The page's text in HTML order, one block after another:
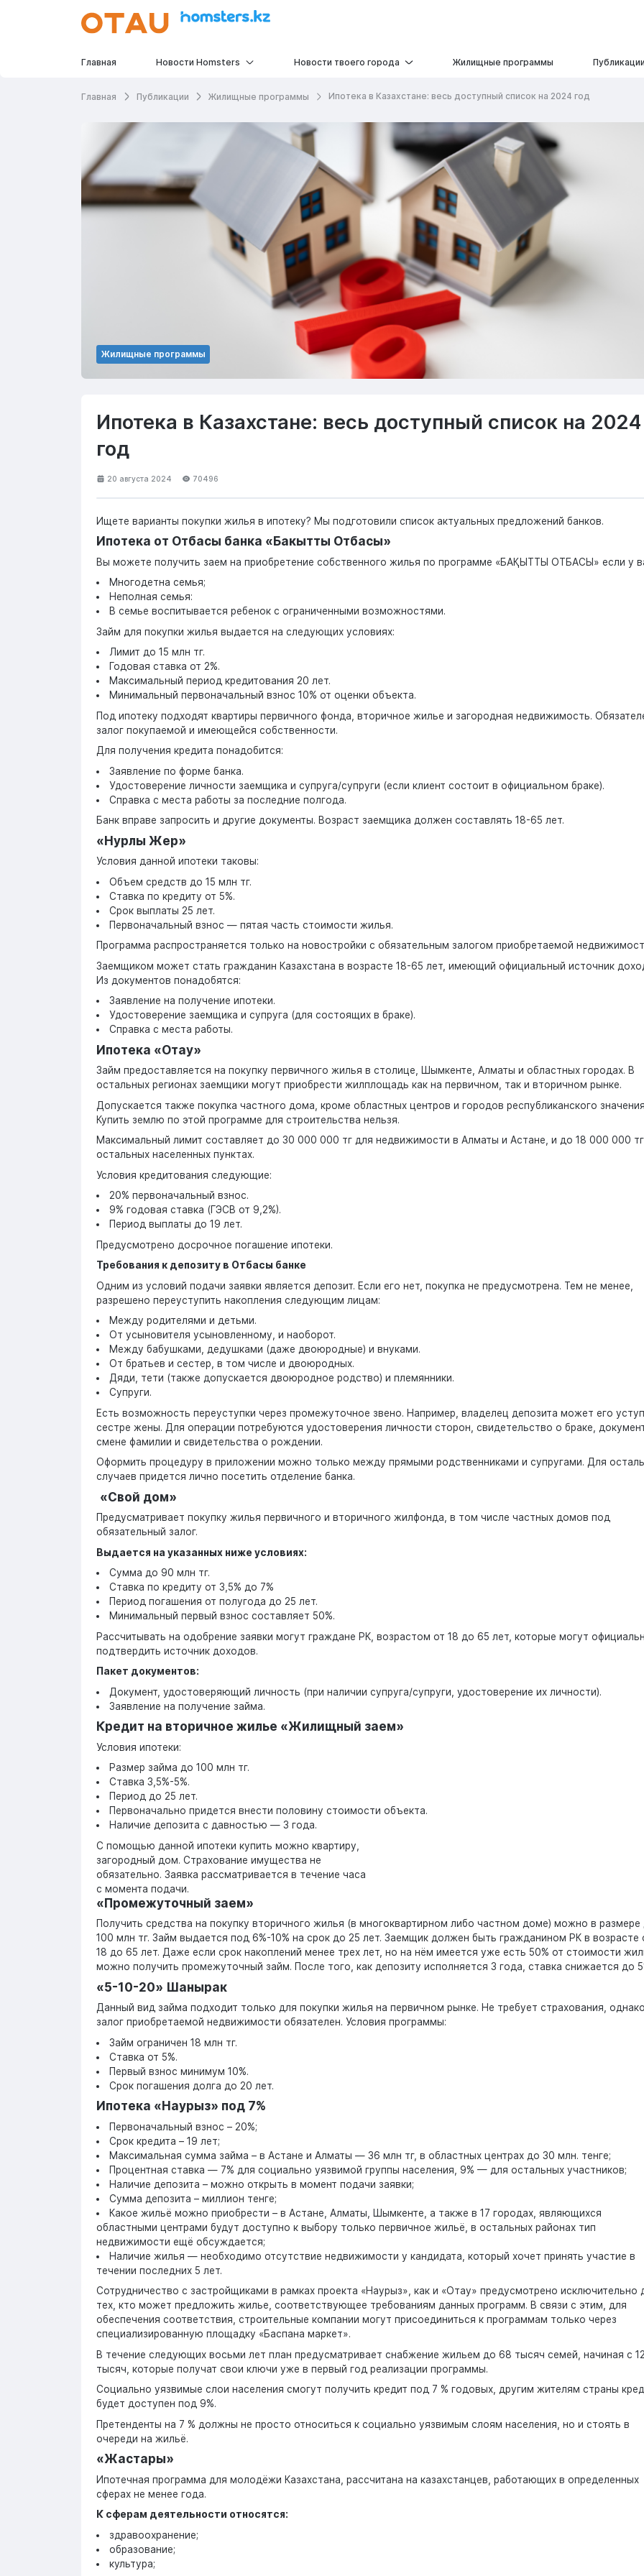
Главная Новости Homsters Новости твоего города Жилищные программы Публикации
Главная Публикации Жилищные программы Ипотека в Казахстане: весь доступный список на 2024 год
Жилищные программы
Ипотека в Казахстане: весь доступный список на 2024
год
20 августа 2024 70496
Ищете варианты покупки жилья в ипотеку? Мы подготовили список актуальных предложений банков.
Ипотека от Отбасы банка «Бакытты Отбасы»
Вы можете получить заем на приобретение собственного жилья по программе «БАҚЫТТЫ ОТБАСЫ» если у
Многодетна семья;
Неполная семья:
В семье воспитывается ребенок с ограниченными возможностями.
Займ для покупки жилья выдается на следующих условиях:
Лимит до 15 млн тг.
Годовая ставка от 2%.
Максимальный период кредитования 20 лет.
Минимальный первоначальный взнос 10% от оценки объекта.
Под ипотеку подходят квартиры первичного фонда, вторичное жилье и загородная недвижимость.
залог покупаемой и имеющейся собственности.
Для получения кредита понадобится:
Заявление по форме банка.
Удостоверение личности заемщика и супруга/супруги (если клиент состоит в официальном браке).
Справка с места работы за последние полгода.
Банк вправе запросить и другие документы. Возраст заемщика должен составлять 18-65 лет.
«Нурлы Жер»
Условия данной ипотеки таковы:
Объем средств до 15 млн тг.
Ставка по кредиту от 5%.
Срок выплаты 25 лет.
Первоначальный взнос — пятая часть стоимости жилья.
Программа распространяется только на новостройки с обязательным залогом приобретаемой
Заемщиком может стать гражданин Казахстана в возрасте 18-65 лет, имеющий официальный источник
Из документов понадобятся:
Заявление на получение ипотеки.
Удостоверение заемщика и супруга (для состоящих в браке).
Справка с места работы.
Ипотека «Отау»
Займ предоставляется на покупку первичного жилья в столице, Шымкенте, Алматы и областных городах. В
остальных регионах заемщики могут приобрести жилплощадь как на первичном, так и вторичном рынке.
Допускается также покупка частного дома, кроме областных центров и городов республиканского
Купить землю по этой программе для строительства нельзя.
Максимальный лимит составляет до 30 000 000 тг для недвижимости в Алматы и Астане, и до 18 000 000
остальных населенных пунктах.
Условия кредитования следующие:
20% первоначальный взнос.
9% годовая ставка (ГЭСВ от 9,2%).
Период выплаты до 19 лет.
Предусмотрено досрочное погашение ипотеки.
Требования к депозиту в Отбасы банке
Одним из условий подачи заявки является депозит. Если его нет, покупка не предусмотрена. Тем не менее,
разрешено переуступить накопления следующим лицам:
Между родителями и детьми.
От усыновителя усыновленному, и наоборот.
Между бабушками, дедушками (даже двоюродные) и внуками.
От братьев и сестер, в том числе и двоюродных.
Дяди, тети (также допускается двоюродное родство) и племянники.
Супруги.
Есть возможность переуступки через промежуточное звено. Например, владелец депозита может его
сестре жены. Для операции потребуются удостоверения личности сторон, свидетельство о браке,
смене фамилии и свидетельства о рождении.
Оформить процедуру в приложении можно только между прямыми родственниками и супругами. Для
случаев придется лично посетить отделение банка.
«Свой дом»
Предусматривает покупку жилья первичного и вторичного жилфонда, в том числе частных домов под
обязательный залог.
Выдается на указанных ниже условиях:
Сумма до 90 млн тг.
Ставка по кредиту от 3,5% до 7%
Период погашения от полугода до 25 лет.
Минимальный первый взнос составляет 50%.
Рассчитывать на одобрение заявки могут граждане РК, возрастом от 18 до 65 лет, которые могут
подтвердить источник доходов.
Пакет документов:
Документ, удостоверяющий личность (при наличии супруга/супруги, удостоверение их личности).
Заявление на получение займа.
Кредит на вторичное жилье «Жилищный заем»
Условия ипотеки:
Размер займа до 100 млн тг.
Ставка 3,5%-5%.
Период до 25 лет.
Первоначально придется внести половину стоимости объекта.
Наличие депозита с давностью — 3 года.
С помощью данной ипотеки купить можно квартиру,
загородный дом. Страхование имущества не
обязательно. Заявка рассматривается в течение часа
с момента подачи.
«Промежуточный заем»
Получить средства на покупку вторичного жилья (в многоквартирном либо частном доме) можно в размере
100 млн тг. Займ выдается под 6%-10% на срок до 25 лет. Заемщик должен быть гражданином РК в возрасте
18 до 65 лет. Даже если срок накоплений менее трех лет, но на нём имеется уже есть 50% от стоимости
можно получить промежуточный займ. После того, как депозиту исполняется 3 года, ставка снижается до
«5-10-20» Шанырак
Данный вид займа подходит только для покупки жилья на первичном рынке. Не требует страхования, однако
залог приобретаемой недвижимости обязателен. Условия программы:
Займ ограничен 18 млн тг.
Ставка от 5%.
Первый взнос минимум 10%.
Срок погашения долга до 20 лет.
Ипотека «Наурыз» под 7%
Первоначальный взнос – 20%;
Срок кредита – 19 лет;
Максимальная сумма займа – в Астане и Алматы — 36 млн тг, в областных центрах до 30 млн. тенге;
Процентная ставка — 7% для социально уязвимой группы населения, 9% — для остальных участников;
Наличие депозита – можно открыть в момент подачи заявки;
Сумма депозита – миллион тенге;
Какое жильё можно приобрести – в Астане, Алматы, Шымкенте, а также в 17 городах, являющихся
областными центрами будут доступно к выбору только первичное жильё, в остальных районах тип
недвижимости ещё обсуждается;
Наличие жилья — необходимо отсутствие недвижимости у кандидата, который хочет принять участие в
течении последних 5 лет.
Сотрудничество с застройщиками в рамках проекта «Наурыз», как и «Отау» предусмотрено исключительно
тех, кто может предложить жилье, соответствующее требованиям данных программ. В связи с этим, для
обеспечения соответствия, строительные компании могут присоединиться к программам только через
специализированную площадку «Баспана маркет».
В течение следующих восьми лет план предусматривает снабжение жильем до 68 тысяч семей, начиная с 12
тысяч, которые получат свои ключи уже в первый год реализации программы.
Социально уязвимые слои населения смогут получить кредит под 7 % годовых, другим жителям страны
будет доступен под 9%.
Претенденты на 7 % должны не просто относиться к социально уязвимым слоям населения, но и стоять в
очереди на жильё.
«Жастары»
Ипотечная программа для молодёжи Казахстана, рассчитана на казахстанцев, работающих в определенных
сферах не менее года.
К сферам деятельности относятся:
здравоохранение;
образование;
культура;